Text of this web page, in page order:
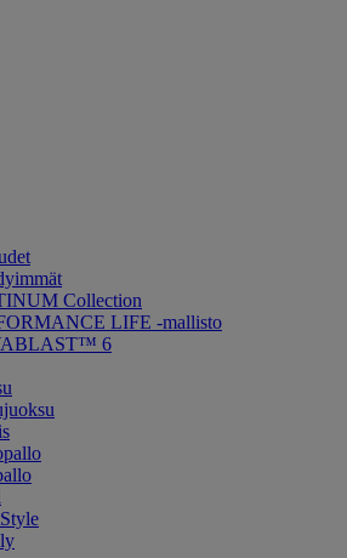
Collection
LIFE -mallisto
6